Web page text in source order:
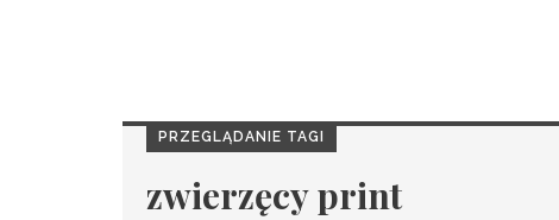
PRZEGLĄDANIE TAGI
zwierzęcy print